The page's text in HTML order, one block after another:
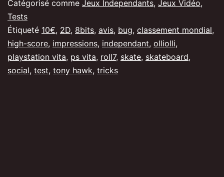
les
vrais
Catégorisé comme Jeux Independants, Jeux Vidéo,
Tests
Étiqueté 10€, 2D, 8bits, avis, bug, classement mondial,
high-score, impressions, independant, olliolli,
playstation vita, ps vita, roll7, skate, skateboard,
social, test, tony hawk, tricks